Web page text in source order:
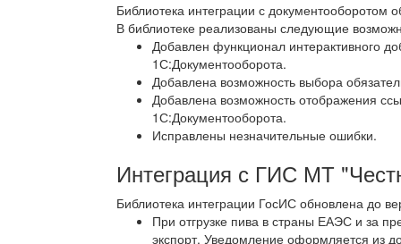
Библиотека интеграции с документооборотом
В библиотеке реализованы следующие
Добавлен функционал интерактивного
1С:Документооборота.
Добавлена возможность выбора
Добавлена возможность отображения
1С:Документооборота.
Исправлены незначительные ошибки.
Интеграция с ГИС МТ
Библиотека интеграции ГосИС обновлена до
При отгрузке пива в страны ЕАЭС и за
экспорт. Уведомление оформляется из